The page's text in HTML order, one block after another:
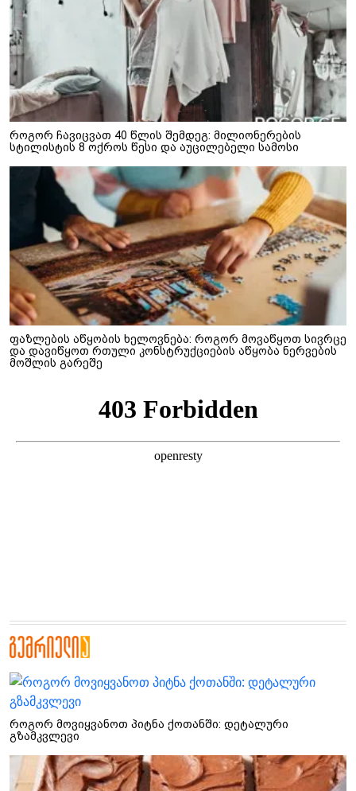
როგორ ჩავიცვათ 40 წლის შემდეგ: მილიონერების
სტილისტის 8 ოქროს წესი და აუცილებელი სამოსი
ფაზლების აწყობის ხელოვნება: როგორ მოვაწყოთ სივრცე
და დავიწყოთ რთული კონსტრუქციების აწყობა ნერვების
მოშლის გარეშე
როგორ მოვიყვანოთ პიტნა ქოთანში: დეტალური
გზამკვლევი